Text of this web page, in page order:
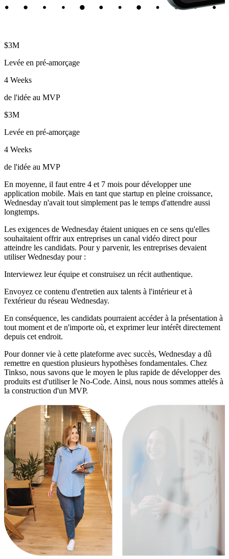
$3M
Levée en pré-amorçage
4 Weeks
de l'idée au MVP
$3M
Levée en pré-amorçage
4 Weeks
de l'idée au MVP
En moyenne, il faut entre 4 et 7 mois pour développer une
application mobile. Mais en tant que startup en pleine croissance,
Wednesday n'avait tout simplement pas le temps d'attendre aussi
longtemps.
Les exigences de Wednesday étaient uniques en ce sens qu'elles
souhaitaient offrir aux entreprises un canal vidéo direct pour
atteindre les candidats. Pour y parvenir, les entreprises devaient
utiliser Wednesday pour :
Interviewez leur équipe et construisez un récit authentique.
Envoyez ce contenu d'entretien aux talents à l'intérieur et à
l'extérieur du réseau Wednesday.
En conséquence, les candidats pourraient accéder à la présentation à
tout moment et de n'importe où, et exprimer leur intérêt directement
depuis cet endroit.
Pour donner vie à cette plateforme avec succès, Wednesday a dû
remettre en question plusieurs hypothèses fondamentales. Chez
Tinkso, nous savons que le moyen le plus rapide de développer des
produits est d'utiliser le No-Code. Ainsi, nous nous sommes attelés à
la construction d'un MVP.